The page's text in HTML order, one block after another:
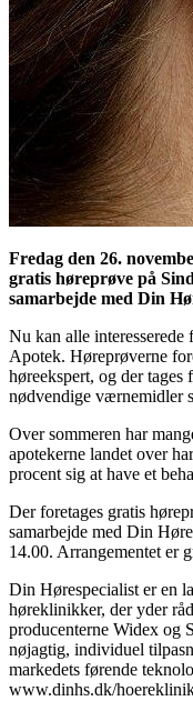
Fredag den 26.
gratis høreprøve på
samarbejde med Din
Nu kan alle interesserede
Apotek. Høreprøverne
høreekspert, og der
nødvendige værnemidler
Over sommeren har
apotekerne landet over
procent sig at have et
Der foretages gratis
samarbejde med Din
14.00. Arrangementet er
Din Hørespecialist er en
høreklinikker, der yder
producenterne Widex og
nøjagtig, individuel
markedets førende
www.dinhs.dk/